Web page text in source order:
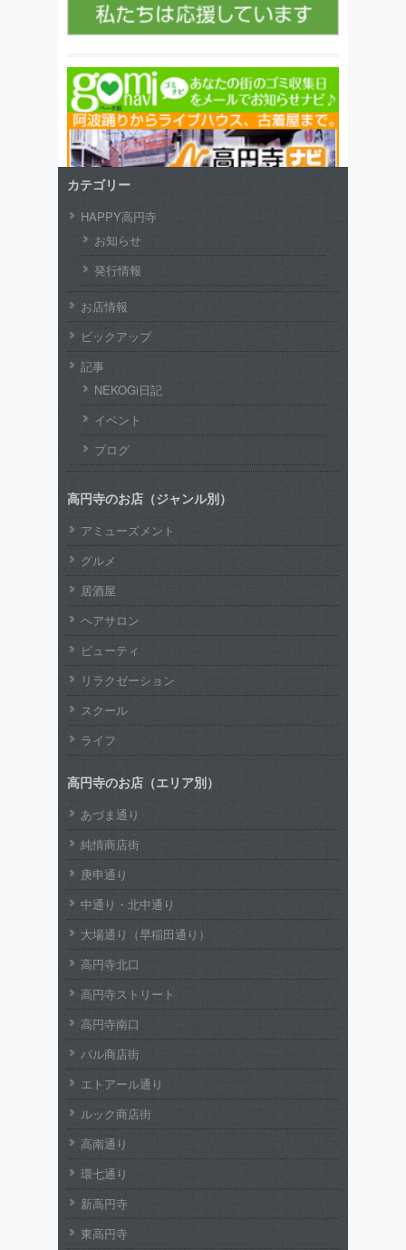
カテゴリー
HAPPY高円寺
お知らせ
発行情報
お店情報
ピックアップ
記事
NEKOGi日記
イベント
ブログ
高円寺のお店（ジャンル別）
アミューズメント
グルメ
居酒屋
ヘアサロン
ビューティ
リラクゼーション
スクール
ライフ
高円寺のお店（エリア別）
あづま通り
純情商店街
庚申通り
中通り・北中通り
大場通り（早稲田通り）
高円寺北口
高円寺ストリート
高円寺南口
パル商店街
エトアール通り
ルック商店街
高南通り
環七通り
新高円寺
東高円寺